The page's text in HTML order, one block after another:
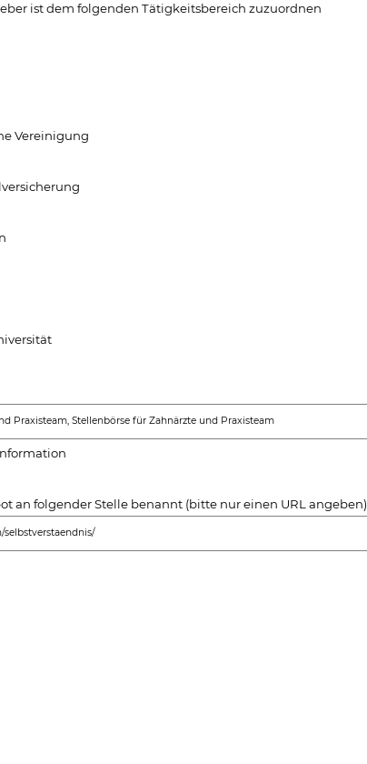
ist dem folgenden Tätigkeitsbereich zuzuordnen
Vereinigung
Praxisteam, Stellenbörse für Zahnärzte und Praxisteam
an folgender Stelle benannt (bitte nur einen URL angeben)
selbstverstaendnis/